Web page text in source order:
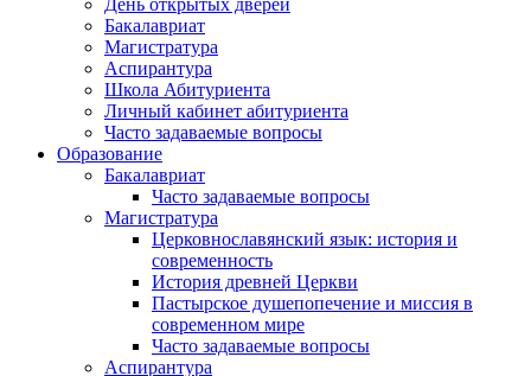
Бакалавриат
Магистратура
Аспирантура
Школа Абитуриента
Личный кабинет абитуриента
Часто задаваемые вопросы
Образование
Бакалавриат
Часто задаваемые вопросы
Магистратура
Церковнославянский язык: история и
современность
История древней Церкви
Пастырское душепопечение и миссия в
современном мире
Часто задаваемые вопросы
Аспирантура